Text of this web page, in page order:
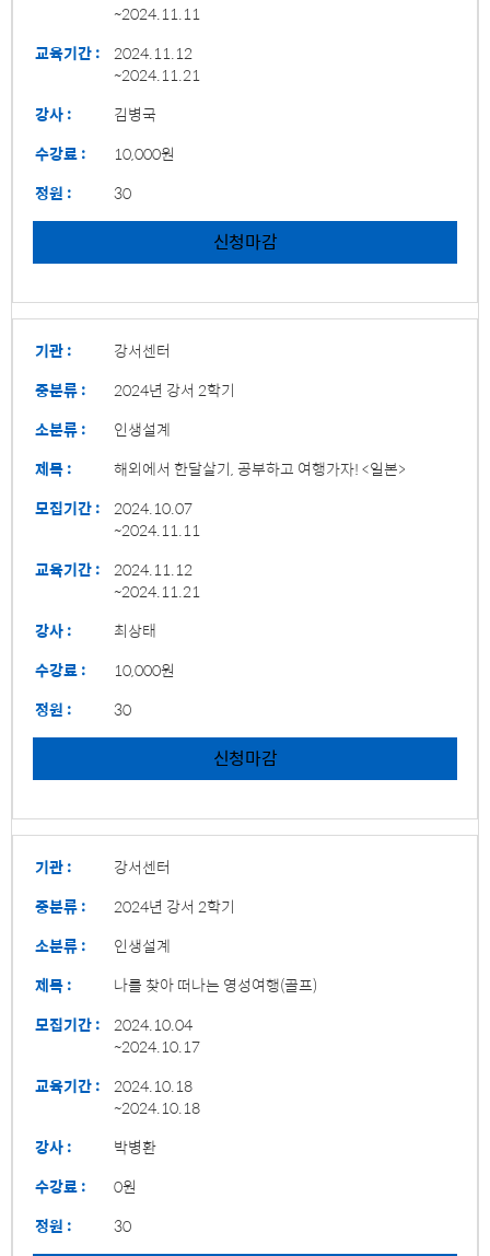
~2024.11.11
교육기간 : 2024.11.12
~2024.11.21
강사 :
김병국
수강료 :
10,000원
정원 :
30
신청마감
기관 :
강서센터
중분류 :
2024년 강서 2학기
소분류 :
인생설계
제목 :
해외에서 한달살기, 공부하고 여행가자! <일본>
모집기간 : 2024.10.07
~2024.11.11
교육기간 : 2024.11.12
~2024.11.21
강사 :
최상태
수강료 :
10,000원
정원 :
30
신청마감
기관 :
강서센터
중분류 :
2024년 강서 2학기
소분류 :
인생설계
제목 :
나를 찾아 떠나는 영성여행(골프)
모집기간 : 2024.10.04
~2024.10.17
교육기간 : 2024.10.18
~2024.10.18
강사 :
박병환
수강료 :
0원
정원 :
30